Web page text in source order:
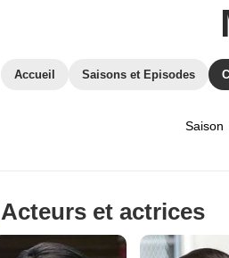
Accueil Saisons et Episodes
Saison
Acteurs et actrices